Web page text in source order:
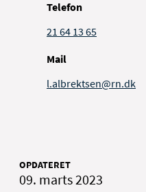
Telefon
21 64 13 65
Mail
l.albrektsen@rn.dk
OPDATERET
09. marts 2023